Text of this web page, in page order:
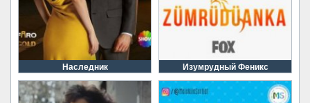
Наследник Изумрудный Феникс